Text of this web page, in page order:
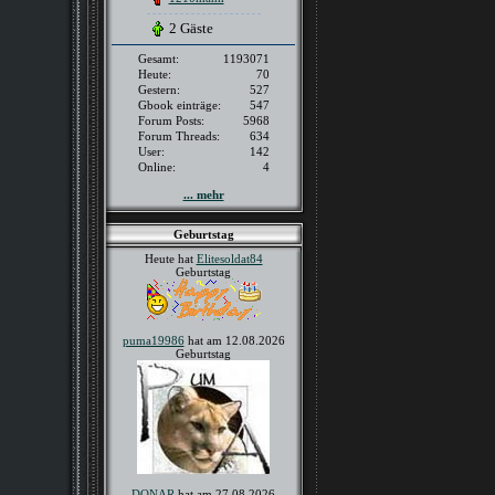
2 Gäste
Gesamt:
1193071
Heute:
70
Gestern:
527
Gbook einträge:
547
Forum Posts:
5968
Forum Threads:
634
User:
142
Online:
4
... mehr
Geburtstag
Heute hat Elitesoldat84
Geburtstag
puma19986hat am 12.08.2026
Geburtstag